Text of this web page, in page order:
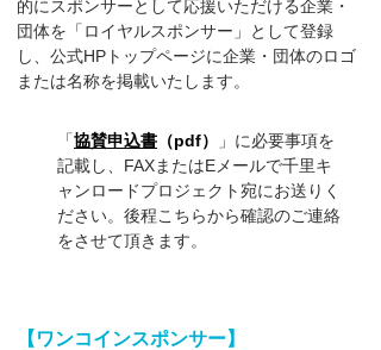
的にスポンサーとして応援いただける企業・
団体を「ロイヤルスポンサー」として登録
し、公式HPトップページに企業・団体のロゴ
または名称を掲載いたします。
「協賛申込書 （pdf）
」に必要事項を
記載し、FAXまたはEメールで千里キ
ャンロードプロジェクト宛にお送りく
ださい。後程こちらから確認のご連絡
をさせて頂きます。
【ワンコインスポンサー】